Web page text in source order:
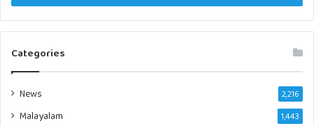
Categories
News 2,216
Malayalam 1,443